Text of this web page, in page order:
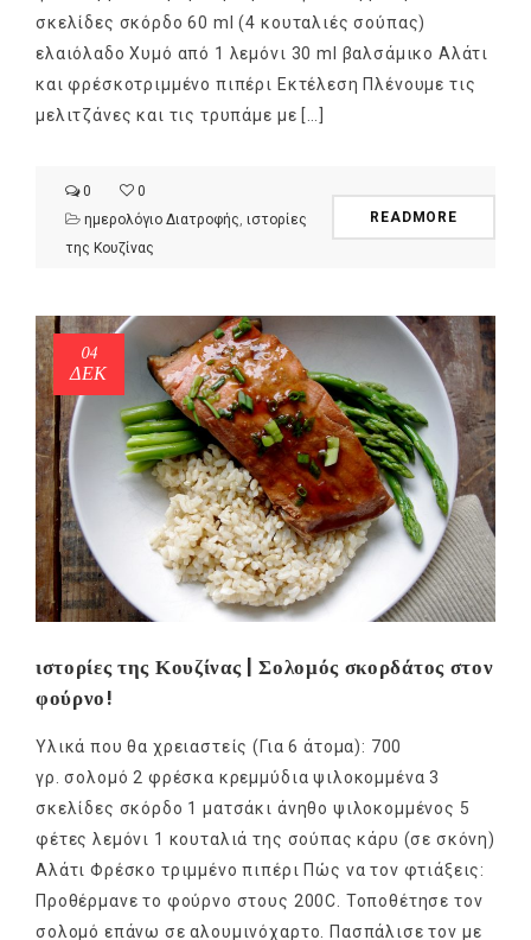
σκελίδες σκόρδο 60 ml (4 κουταλιές σούπας)
ελαιόλαδο Χυμό από 1 λεμόνι 30 ml βαλσάμικο Αλάτι
και φρέσκοτριμμένο πιπέρι Εκτέλεση Πλένουμε τις
μελιτζάνες και τις τρυπάμε με […]
0
0
ημερολόγιο Διατροφής ιστορίες
της Κουζίνας
READMORE
04
ΔΕΚ
ιστορίες της Κουζίνας | Σολομός σκορδάτος στον
φούρνο!
Υλικά που θα χρειαστείς (Για 6 άτομα): 700
γρ. σολομό 2 φρέσκα κρεμμύδια ψιλοκομμένα 3
σκελίδες σκόρδο 1 ματσάκι άνηθο ψιλοκομμένος 5
φέτες λεμόνι 1 κουταλιά της σούπας κάρυ (σε σκόνη)
Αλάτι Φρέσκο τριμμένο πιπέρι Πώς να τον φτιάξεις:
Προθέρμανε το φούρνο στους 200C. Τοποθέτησε τον
σολομό επάνω σε αλουμινόχαρτο. Πασπάλισε τον με